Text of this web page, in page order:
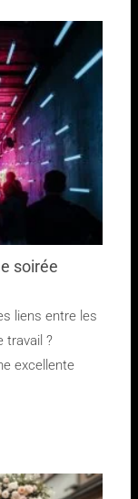
soirée
liens entre les
travail ?
excellente